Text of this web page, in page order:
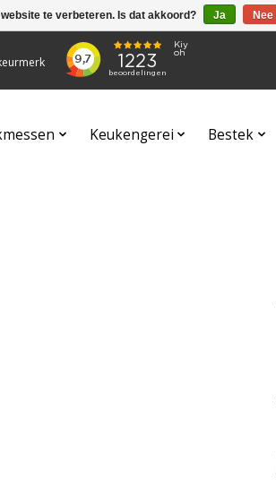
Keukengerei Bestek
te verbeteren. Is dat akkoord? Ja Nee